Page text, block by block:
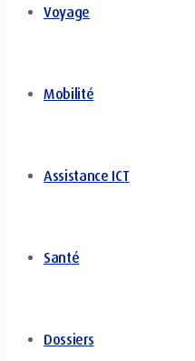
Voyage
Mobilité
Assistance ICT
Santé
Dossiers